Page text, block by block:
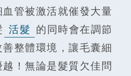
管被激活就催發大量
活髮 的同時會在調節
整體環境，讓毛囊細
！無論是髮質欠佳問